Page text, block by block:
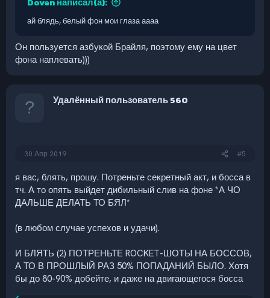
ай блядь, белый фон мои глаза аааа
Он пользуется азбукой Брайля, поэтому ему на цвет
фона наплевать)))
Удалённый пользователь 560
30 Апр 2019 #5
я вас, блять, прошу. Потреньте секретный акт, и босса в
тч. А то опять выйдет дибильный слив на фоне *А ЧО
ДАЛЬШЕ ДЕЛАТЬ ТО БЯЛ*
(в любом случае успехов и удачи).
И БЛЯТЬ (2) ПОТРЕНЬТЕ ROCKET-ШОТЫ НА БОССОВ,
А ТО В ПРОШЛЫЙ РАЗ 50% ПОПАДАНИЙ БЫЛО. Хотя
бы до 80-90% добейте, и даже на двигающегося босса